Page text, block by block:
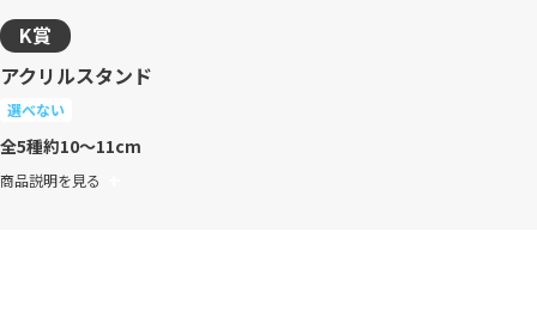
K賞
アクリルスタンド
選べない
全5種約10～11cm
商品説明を見る